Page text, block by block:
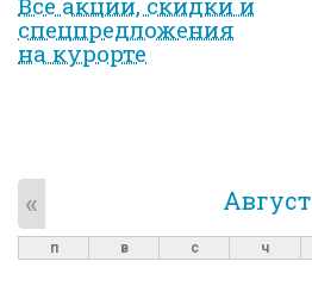
спец­предложе­ния
на курорте
Август
«
п в с ч